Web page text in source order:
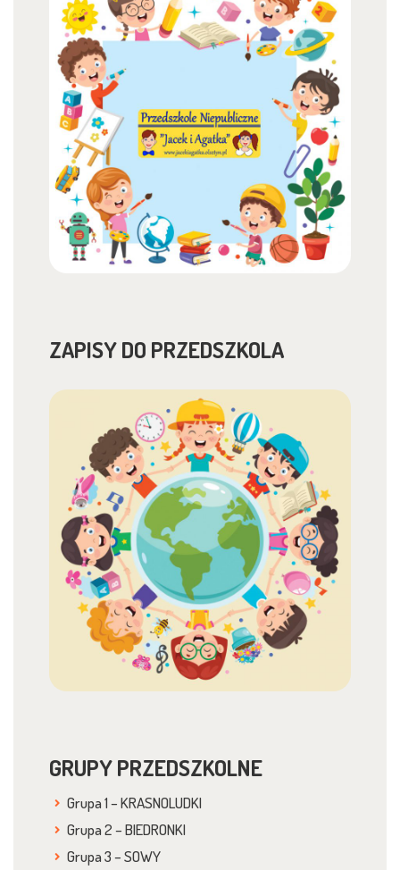
ZAPISY DO PRZEDSZKOLA
GRUPY PRZEDSZKOLNE
Grupa 1 – KRASNOLUDKI
Grupa 2 – BIEDRONKI
Grupa 3 – SOWY